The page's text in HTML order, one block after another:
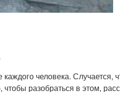
человека.
разобраться в этом,